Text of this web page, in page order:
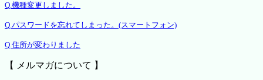
Q.機種変更しました。
Q.パスワードを忘れてしまった。(スマートフォン)
Q.住所が変わりました
【 メルマガについて 】